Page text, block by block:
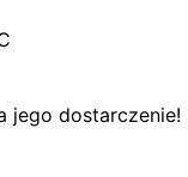
jego dostarczenie!